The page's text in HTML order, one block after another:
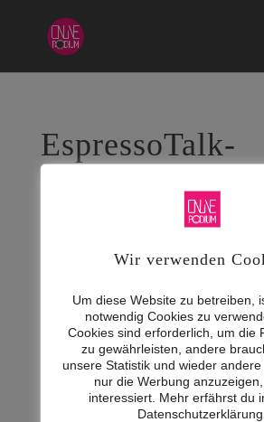
EspressoTalk-
Katharina-
Wir verwenden
Um diese Website zu betreiben,
notwendig Cookies zu
Cookies sind erforderlich, um die
zu gewährleisten, andere
unsere Statistik und wieder
nur die Werbung
interessiert. Mehr erfährst du
Datenschutzerklärung.